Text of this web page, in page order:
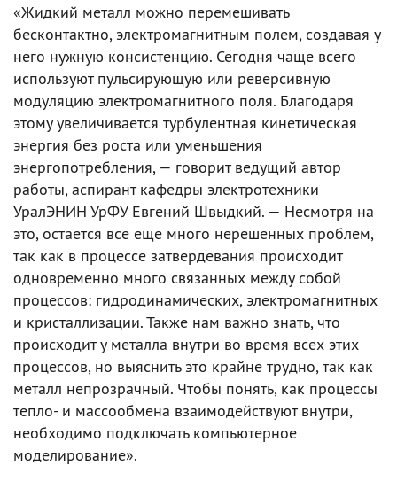
«Жидкий металл можно перемешивать
бесконтактно, электромагнитным полем, создавая у
него нужную консистенцию. Сегодня чаще всего
используют пульсирующую или реверсивную
модуляцию электромагнитного поля. Благодаря
этому увеличивается турбулентная кинетическая
энергия без роста или уменьшения
энергопотребления, — говорит ведущий автор
работы, аспирант кафедры электротехники
УралЭНИН УрФУ Евгений Швыдкий. — Несмотря на
это, остается все еще много нерешенных проблем,
так как в процессе затвердевания происходит
одновременно много связанных между собой
процессов: гидродинамических, электромагнитных
и кристаллизации. Также нам важно знать, что
происходит у металла внутри во время всех этих
процессов, но выяснить это крайне трудно, так как
металл непрозрачный. Чтобы понять, как процессы
тепло- и массообмена взаимодействуют внутри,
необходимо подключать компьютерное
моделирование».